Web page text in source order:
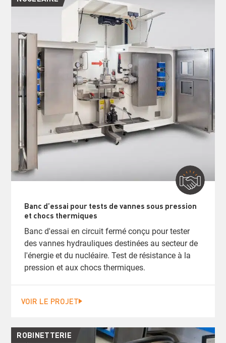
Banc d’essai pour tests de vannes sous pression
et chocs thermiques
Banc d'essai en circuit fermé conçu pour tester
des vannes hydrauliques destinées au secteur de
l'énergie et du nucléaire. Test de résistance à la
pression et aux chocs thermiques.
VOIR LE PROJET
ROBINETTERIE